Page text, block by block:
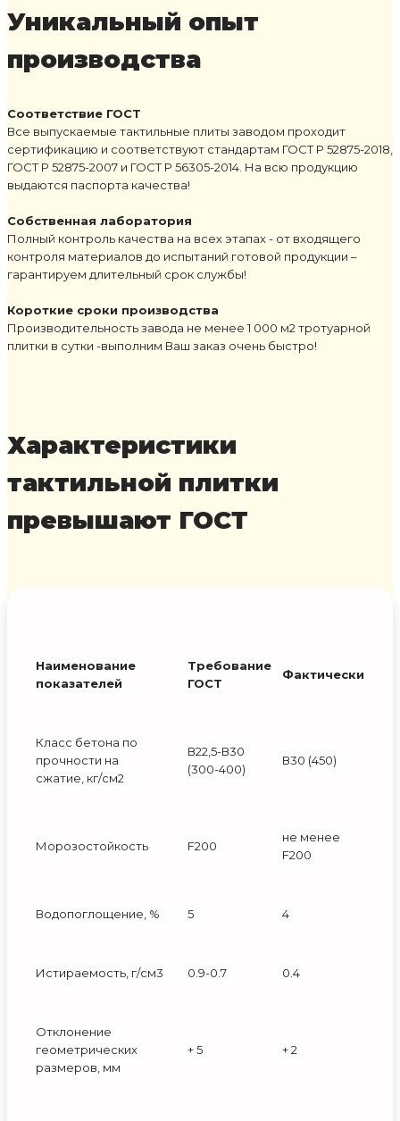
Уникальный опыт
производства
Соответствие ГОСТ
Все выпускаемые тактильные плиты заводом проходит
сертификацию и соответствуют стандартам ГОСТ Р 52875-2018,
ГОСТ Р 52875-2007 и ГОСТ Р 56305-2014. На всю продукцию
выдаются паспорта качества!
Собственная лаборатория
Полный контроль качества на всех этапах - от входящего
контроля материалов до испытаний готовой продукции –
гарантируем длительный срок службы!
Короткие сроки производства
Производительность завода не менее 1 000 м2 тротуарной
плитки в сутки -выполним Ваш заказ очень быстро!
Характеристики
тактильной плитки
превышают ГОСТ
Наименование
показателей
Требование
ГОСТ
Фактически
Класс бетона по
прочности на
сжатие, кг/см2
В22,5-В30
(300-400)
В30 (450)
Морозостойкость F200
не менее
F200
Водопоглощение, % 5 4
Истираемость, г/см3 0.9-0.7 0.4
Отклонение
геометрических
размеров, мм
+ 5 + 2